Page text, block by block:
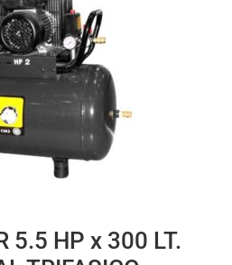
5.5 HP x 300 LT.